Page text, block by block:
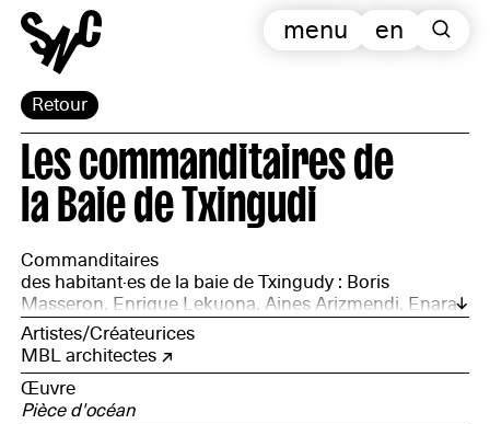
Retour
en
menu
Les commanditaires de
la Baie de Txingudi
Commanditaires
des habitant·es de la baie de Txingudy : Boris
Masseron, Enrique Lekuona, Aines Arizmendi, Enara
Markos, François Verdet, Izaskun Suberbiola, Baptiste
Savary, Emmanuel Poirmeur
Artistes/Créateurices
MBL architectes
Œuvre
Pièce d'océan